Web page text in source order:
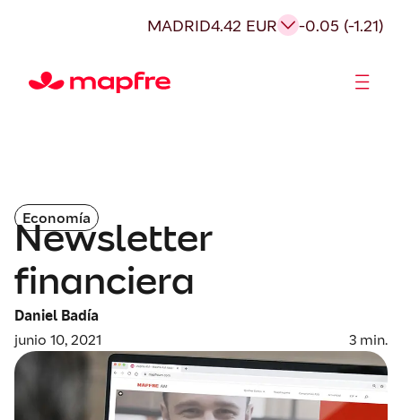
MADRID4.42 EUR -0.05 (-1.21)
Economía
Newsletter
financiera
Daniel Badía
junio 10, 2021
3 min.